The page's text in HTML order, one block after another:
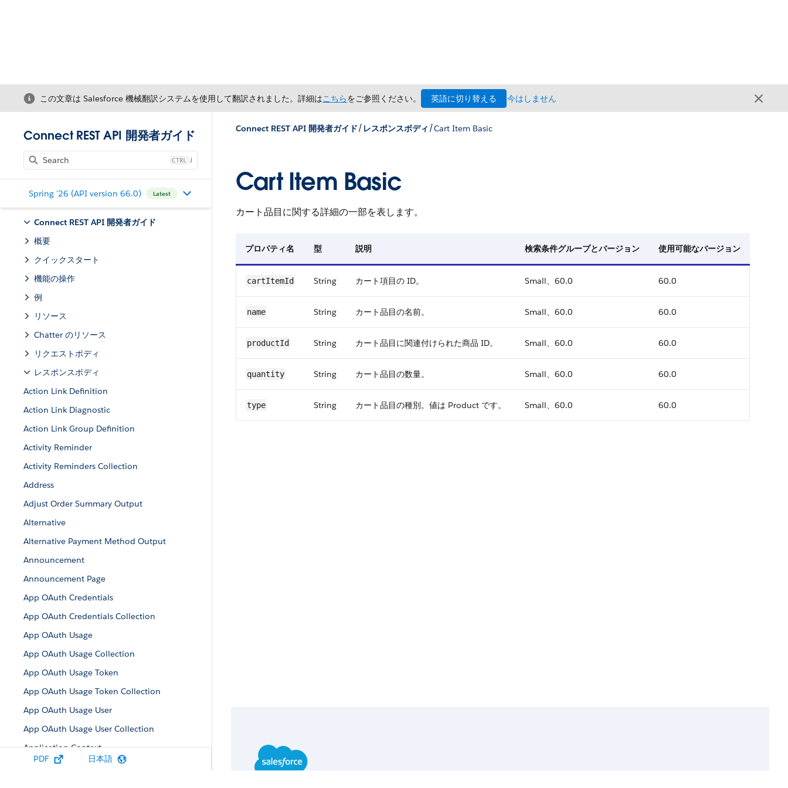
この文章は Salesforce 機械翻訳システムを使用して翻訳されました。詳細はこちらをご参照ください。 英語に切り替える 今はしません
Connect REST API 開発者ガイド
J
Spring '26 (API version 66.0) Latest
Connect REST API 開発者ガイド
概要
クイックスタート
機能の操作
例
リソース
Chatter のリソース
リクエストボディ
レスポンスボディ
Action Link Definition
Action Link Diagnostic
Action Link Group Definition
Activity Reminder
Activity Reminders Collection
Address
Adjust Order Summary Output
Alternative
Alternative Payment Method Output
Announcement
Announcement Page
App OAuth Credentials
App OAuth Credentials Collection
App OAuth Usage
App OAuth Usage Collection
App OAuth Usage Token
App OAuth Usage Token Collection
App OAuth Usage User
App OAuth Usage User Collection
Application Context
Approval Capability
PDF 日本語
Connect REST API 開発者ガイド/ レスポンスボディ /Cart Item Basic
Cart Item Basic
カート品目に関する詳細の一部を表します。
プロパティ名 型 説明 検索条件グループとバージョン 使用可能なバージョン
cartItemId String カート項目の ID。 Small、60.0 60.0
name String カート品目の名前。 Small、60.0 60.0
productId String カート品目に関連付けられた商品 ID。 Small、60.0 60.0
quantity String カート品目の数量。 Small、60.0 60.0
type String カート品目の種別。値は Product です。 Small、60.0 60.0